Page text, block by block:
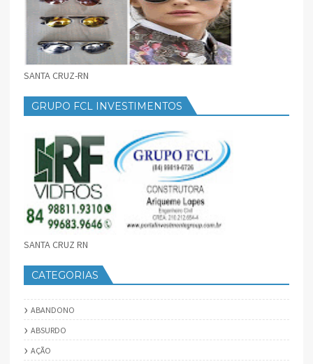
SANTA CRUZ-RN
GRUPO FCL INVESTIMENTOS
SANTA CRUZ RN
CATEGORIAS
ABANDONO
ABSURDO
AÇÃO